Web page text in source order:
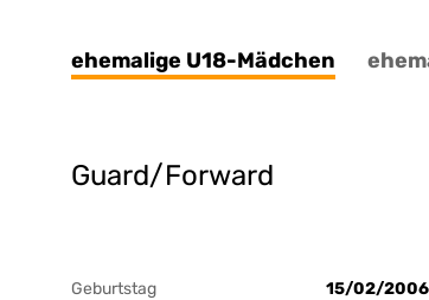
ehemalige U18-Mädchen
Guard/Forward
Geburtstag
15/02/2006